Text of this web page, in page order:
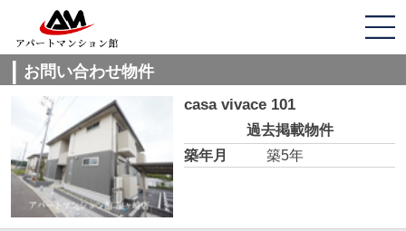
お問い合わせ物件
casa vivace 101
過去掲載物件
築年月
築5年